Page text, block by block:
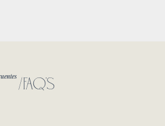
/FAQ's